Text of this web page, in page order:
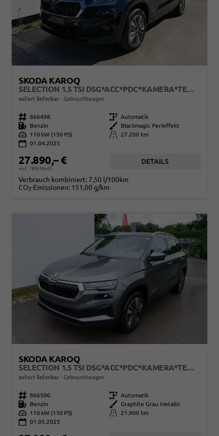
SKODA KAROQ
SELECTION 1.5 TSI DSG*ACC*PDC*KAMERA*TEMPOMAT*LED*SMARTLINK*KLIMA*RADIO*17-ZOLL
sofort lieferbar Gebrauchtwagen
Fahrzeugnr. 866498 Getriebe Automatik
Kraftstoff
Benzin Außenfarbe
Blackmagic Perleffekt
Leistung
110 kW (150 PS) Kilometerstand
27.200 km
01.04.2025
27.890,– €
incl. 19% MwSt.
DETAILS
Verbrauch kombiniert: 7,50 l/100km
CO2-Emissionen: 151,00 g/km
SKODA KAROQ
SELECTION 1.5 TSI DSG*ACC*PDC*KAMERA*TEMPOMAT*LED*SMARTLINK*KLIMA*RADIO*17-ZOLL
sofort lieferbar Gebrauchtwagen
Fahrzeugnr. 866500 Getriebe Automatik
Kraftstoff
Benzin Außenfarbe
Graphite Grau Metallic
Leistung
110 kW (150 PS) Kilometerstand
21.900 km
01.05.2025